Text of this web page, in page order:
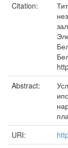
Citation:
Abstract:
URI: